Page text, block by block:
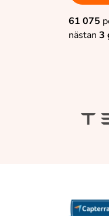
61 075
nästan 3